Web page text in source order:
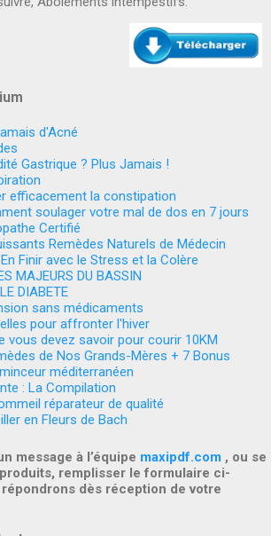
d'Acné
Gastrique ? Plus Jamais !
efficacement la constipation
soulager votre mal de dos en 7 jours
Certifié
Remèdes Naturels de Médecin
Finir avec le Stress et la Colère
MAJEURS DU BASSIN
DIABETE
sans médicaments
pour affronter l'hiver
vous devez savoir pour courir 10KM
de Nos Grands-Mères + 7 Bonus
méditerranéen
: La Compilation
réparateur de qualité
en Fleurs de Bach
message à l’équipe maxipdf.com , ou se
remplisser le formulaire ci-
dès réception de votre